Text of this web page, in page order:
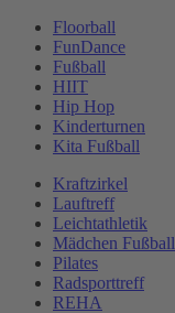
Floorball
FunDance
Fußball
HIIT
Hip Hop
Kinderturnen
Kita Fußball
Kraftzirkel
Lauftreff
Leichtathletik
Mädchen Fußball
Pilates
Radsporttreff
REHA